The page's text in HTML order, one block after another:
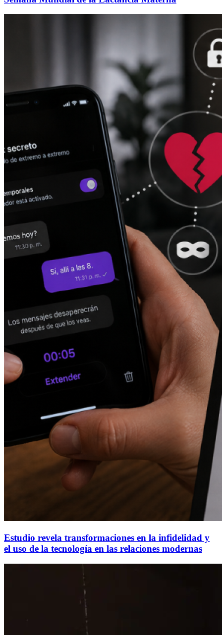
Estudio revela transformaciones en la infidelidad y
el uso de la tecnología en las relaciones modernas